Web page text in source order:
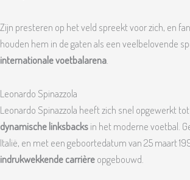
Zijn presteren op het veld spreekt voor zich, en
houden hem in de gaten als een veelbelovende
internationale voetbalarena
Leonardo Spinazzola
Leonardo Spinazzola heeft zich snel opgewerkt
dynamische linksbacksin het moderne voetbal.
Italië, en met een geboortedatum van 25 maart
indrukwekkende carrièreopgebouwd.